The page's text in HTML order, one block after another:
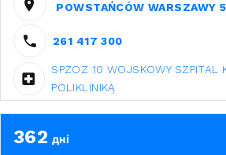
POWSTAŃCÓW WARSZAWY 5
261 417 300
SPZOZ 10 WOJSKOWY SZPITAL
POLIKLINIKĄ
362 дні